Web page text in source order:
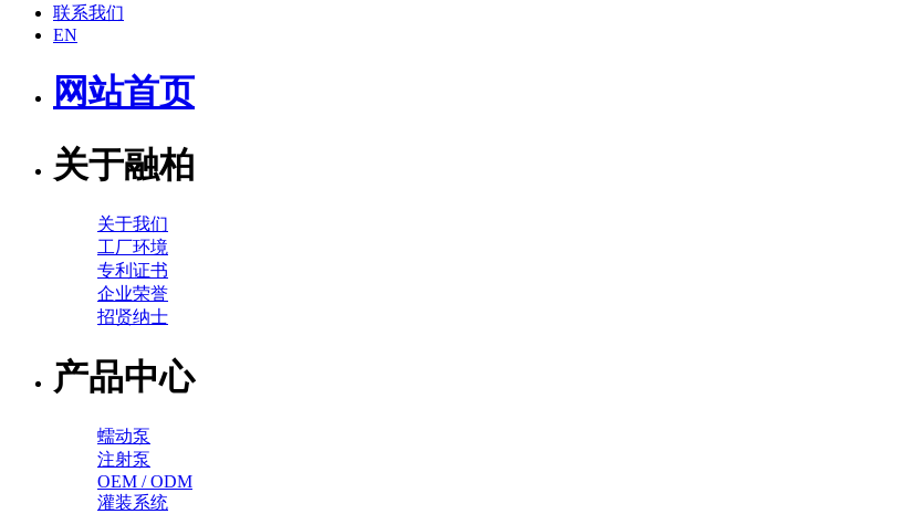
联系我们
EN
网站首页
关于融柏
关于我们
工厂环境
专利证书
企业荣誉
招贤纳士
产品中心
蠕动泵
注射泵
OEM / ODM
灌装系统